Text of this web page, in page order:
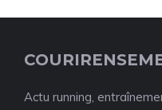
Actu running,